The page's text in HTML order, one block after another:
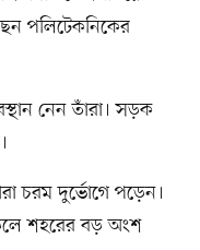
পলিটেকনিকের
নেন তাঁরা। সড়ক
চরম দুর্ভোগে পড়েন।
শহরের বড় অংশ